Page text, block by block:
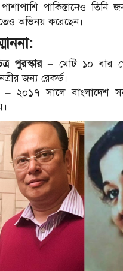
পাকিস্তানেও তিনি
অভিনয় করেছেন।
পুরস্কার– মোট ১০ বার
জন্য রেকর্ড।
২০১৭ সালে বাংলাদেশ